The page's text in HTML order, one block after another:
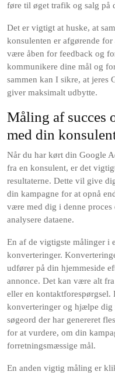
føre til øget trafik og salg på
Det er vigtigt at huske, at
konsulenten er afgørende
være åben for feedback og
kommunikere dine mål og
sammen kan I sikre, at jeres
giver maksimalt udbytte.
Måling af succes
med din
Når du har kørt din Google
fra en konsulent, er det
resultaterne. Dette vil give
din kampagne for at opnå
være med dig i denne
analysere dataene.
En af de vigtigste målinger i
konverteringer.
udfører på din hjemmeside
annonce. Det kan være alt
eller en
konverteringer og hjælpe dig
søgeord der har genereret
for at vurdere, om din
forretningsmæssige mål.
En anden vigtig måling er